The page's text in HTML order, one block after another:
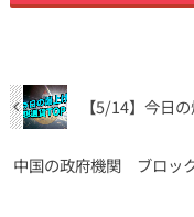
【5/14】今日
中国の政府機関 ブロッ